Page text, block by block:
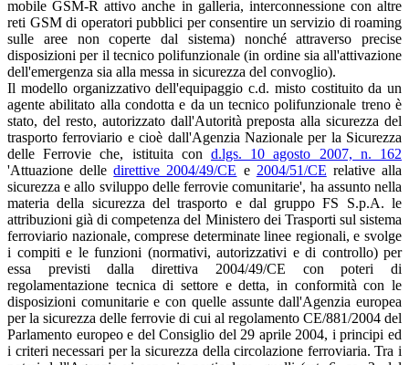
mobile GSM-R attivo anche in galleria, interconnessione con altre
reti GSM di operatori pubblici per consentire un servizio di roaming
sulle aree non coperte dal sistema) nonché attraverso precise
disposizioni per il tecnico polifunzionale (in ordine sia all'attivazione
dell'emergenza sia alla messa in sicurezza del convoglio).
Il modello organizzativo dell'equipaggio c.d. misto costituito da un
agente abilitato alla condotta e da un tecnico polifunzionale treno è
stato, del resto, autorizzato dall'Autorità preposta alla sicurezza del
trasporto ferroviario e cioè dall'Agenzia Nazionale per la Sicurezza
delle Ferrovie che, istituita con d.lgs. 10 agosto 2007, n. 162
'Attuazione delledirettive 2004/49/CE e 2004/51/CE relative alla
sicurezza e allo sviluppo delle ferrovie comunitarie', ha assunto nella
materia della sicurezza del trasporto e dal gruppo FS S.p.A. le
attribuzioni già di competenza del Ministero dei Trasporti sul sistema
ferroviario nazionale, comprese determinate linee regionali, e svolge
i compiti e le funzioni (normativi, autorizzativi e di controllo) per
essa previsti dalla direttiva 2004/49/CE con poteri di
regolamentazione tecnica di settore e detta, in conformità con le
disposizioni comunitarie e con quelle assunte dall'Agenzia europea
per la sicurezza delle ferrovie di cui al regolamento CE/881/2004 del
Parlamento europeo e del Consiglio del 29 aprile 2004, i principi ed
i criteri necessari per la sicurezza della circolazione ferroviaria. Tra i